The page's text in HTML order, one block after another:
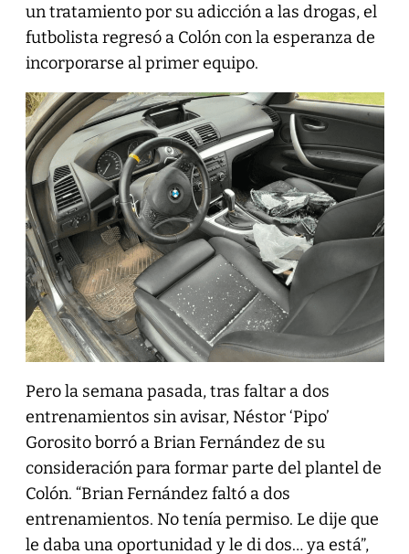
un tratamiento por su adicción a las drogas, el
futbolista regresó a Colón con la esperanza de
incorporarse al primer equipo.
Pero la semana pasada, tras faltar a dos
entrenamientos sin avisar, Néstor ‘Pipo’
Gorosito borró a Brian Fernández de su
consideración para formar parte del plantel de
Colón. “Brian Fernández faltó a dos
entrenamientos. No tenía permiso. Le dije que
le daba una oportunidad y le di dos… ya está”,